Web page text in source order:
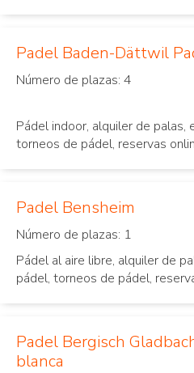
Padel Baden-Dättwil
Número de plazas: 4
Pádel indoor, alquiler de palas,
torneos de pádel, reservas
Padel Bensheim
Número de plazas: 1
Pádel al aire libre, alquiler de
pádel, torneos de pádel,
Padel Bergisch
blanca